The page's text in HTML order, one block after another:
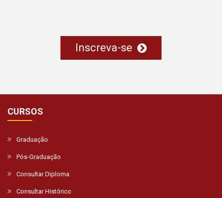
Inscreva-se
CURSOS
Graduação
Pós-Graduação
Consultar Diploma
Consultar Histórico